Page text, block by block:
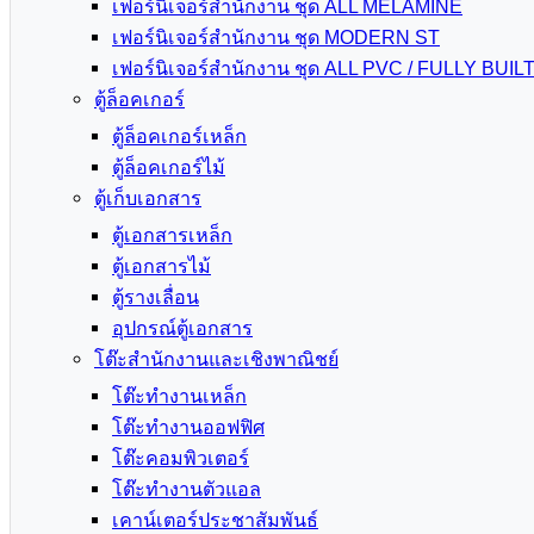
เฟอร์นิเจอร์สำนักงาน ชุด ALL MELAMINE
เฟอร์นิเจอร์สำนักงาน ชุด MODERN ST
เฟอร์นิเจอร์สำนักงาน ชุด ALL PVC / FULLY BUILT
ตู้ล็อคเกอร์
ตู้ล็อคเกอร์เหล็ก
ตู้ล็อคเกอร์ไม้
ตู้เก็บเอกสาร
ตู้เอกสารเหล็ก
ตู้เอกสารไม้
ตู้รางเลื่อน
อุปกรณ์ตู้เอกสาร
โต๊ะสำนักงานและเชิงพาณิชย์
โต๊ะทำงานเหล็ก
โต๊ะทำงานออฟฟิศ
โต๊ะคอมพิวเตอร์
โต๊ะทำงานตัวแอล
เคาน์เตอร์ประชาสัมพันธ์